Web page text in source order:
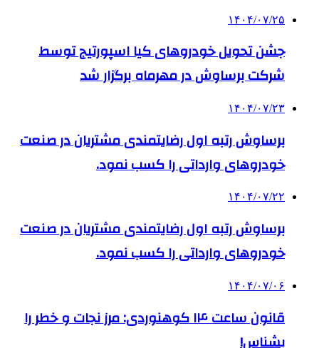
۱۴۰۴/۰۷/۲۵
جشن تحویل خودروهای کیا اسپورتیج توسط
شرکت برساوش در مهرماه برگزار شد
۱۴۰۴/۰۷/۲۳
برساوش رتبه اول رضایتمندی مشتریان در صنعت
خودروهای وارداتی را کسب نمود.
۱۴۰۴/۰۷/۲۲
برساوش رتبه اول رضایتمندی مشتریان در صنعت
خودروهای وارداتی را کسب نمود.
۱۴۰۴/۰۷/۰۶
قانون ساعت ۱۴ کوهنوردی: مرز نجات و خطر را
بشناس!